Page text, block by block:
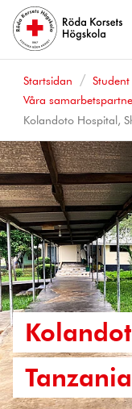
Startsidan Student
Våra
Kolandoto Hospital,
Tanzania